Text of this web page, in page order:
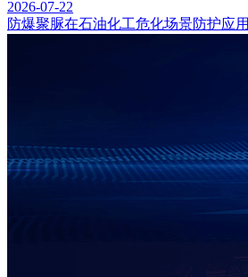
2026-07-22
防爆聚脲在石油化工危化场景防护应用